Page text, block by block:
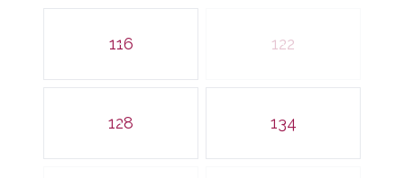
Velg en KIDS
116 122
128 134